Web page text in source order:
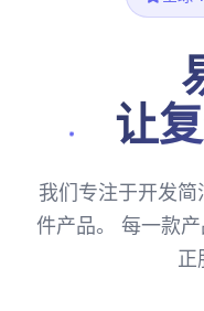
让
我们专注于开发
件产品。 每一款
正